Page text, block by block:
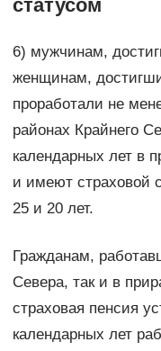
статусом
6) мужчинам,
женщинам,
проработали не
районах Крайнего
календарных лет в
и имеют страховой
25 и 20 лет.
Гражданам,
Севера, так и в
страховая пенсия
календарных лет